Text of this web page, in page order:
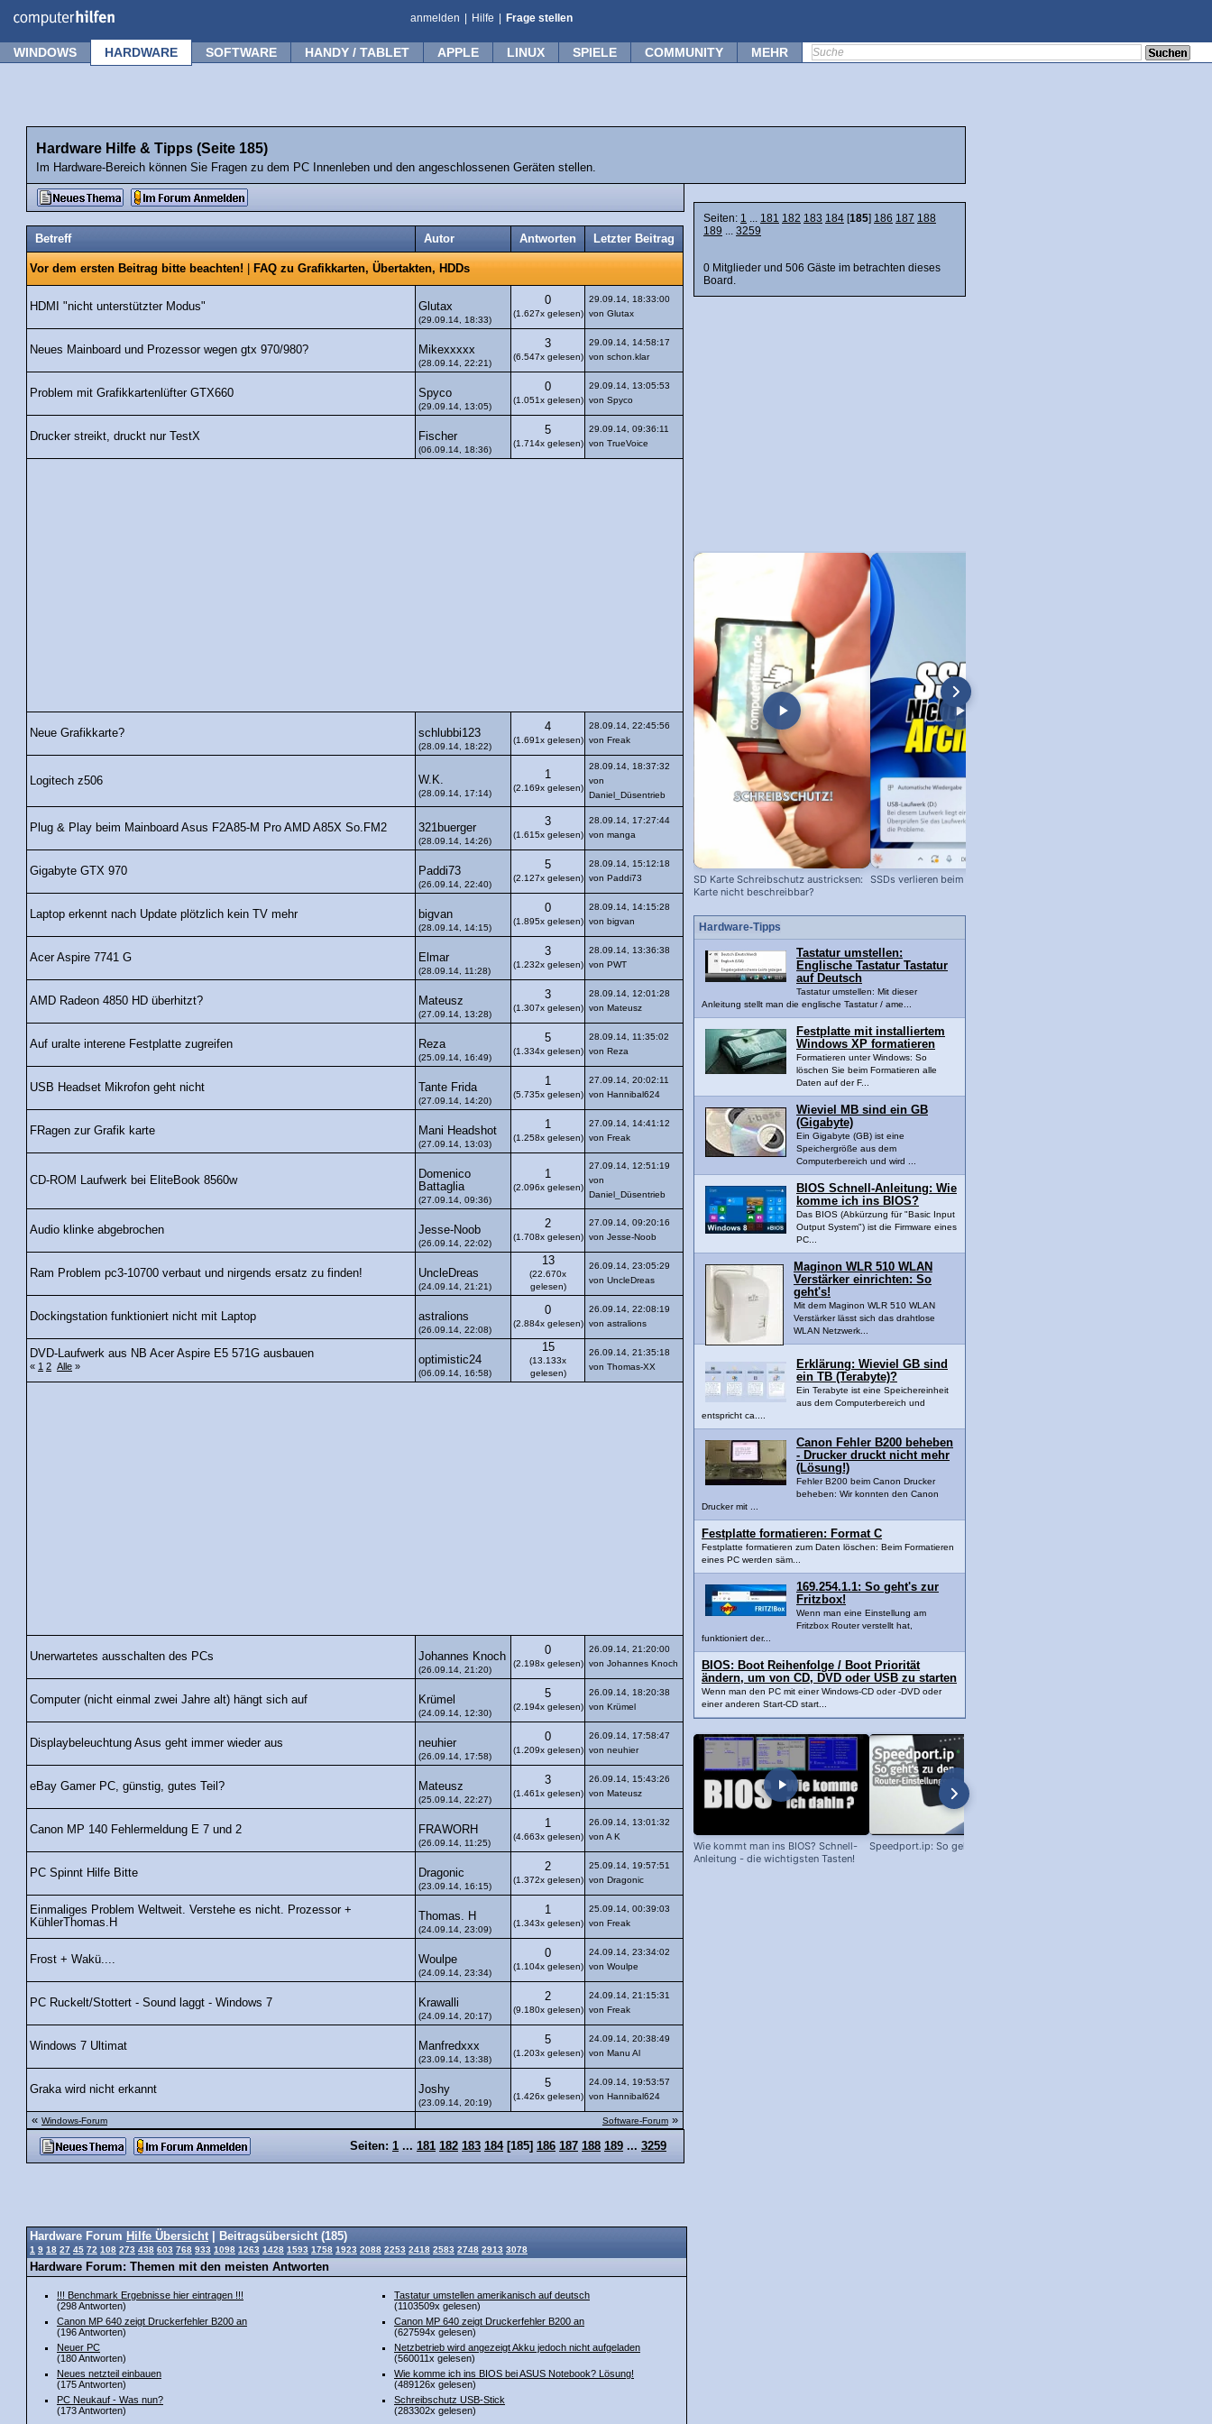
anmelden Hilfe Frage stellen
WINDOWS HARDWARE SOFTWARE HANDY / TABLET APPLE LINUX SPIELE COMMUNITY MEHR
Hardware Hilfe & Tipps (Seite 185)
Im Hardware-Bereich können Sie Fragen zu dem PC Innenleben und den angeschlossenen Geräten stellen.
Betreff Autor Antworten Letzter Beitrag
Vor dem ersten Beitrag bitte beachten! FAQ zu Grafikkarten, Übertakten, HDDs
HDMI "nicht unterstützter Modus" Glutax
(29.09.14, 18:33)
0
(1.627x gelesen)
29.09.14, 18:33:00
von Glutax
Neues Mainboard und Prozessor wegen gtx 970/980? Mikexxxxx
(28.09.14, 22:21)
3
(6.547x gelesen)
29.09.14, 14:58:17
von schon.klar
Problem mit Grafikkartenlüfter GTX660 Spyco
(29.09.14, 13:05)
0
(1.051x gelesen)
29.09.14, 13:05:53
von Spyco
Drucker streikt, druckt nur TestX Fischer
(06.09.14, 18:36)
5
(1.714x gelesen)
29.09.14, 09:36:11
von TrueVoice
Neue Grafikkarte? schlubbi123
(28.09.14, 18:22)
4
(1.691x gelesen)
28.09.14, 22:45:56
von Freak
Logitech z506 W.K.
(28.09.14, 17:14)
1
(2.169x gelesen)
28.09.14, 18:37:32
von
Daniel_Düsentrieb
Plug & Play beim Mainboard Asus F2A85-M Pro AMD A85X So.FM2 321buerger
(28.09.14, 14:26)
3
(1.615x gelesen)
28.09.14, 17:27:44
von manga
Gigabyte GTX 970 Paddi73
(26.09.14, 22:40)
5
(2.127x gelesen)
28.09.14, 15:12:18
von Paddi73
Laptop erkennt nach Update plötzlich kein TV mehr bigvan
(28.09.14, 14:15)
0
(1.895x gelesen)
28.09.14, 14:15:28
von bigvan
Acer Aspire 7741 G Elmar
(28.09.14, 11:28)
3
(1.232x gelesen)
28.09.14, 13:36:38
von PWT
AMD Radeon 4850 HD überhitzt? Mateusz
(27.09.14, 13:28)
3
(1.307x gelesen)
28.09.14, 12:01:28
von Mateusz
Auf uralte interene Festplatte zugreifen Reza
(25.09.14, 16:49)
5
(1.334x gelesen)
28.09.14, 11:35:02
von Reza
USB Headset Mikrofon geht nicht Tante Frida
(27.09.14, 14:20)
1
(5.735x gelesen)
27.09.14, 20:02:11
von Hannibal624
FRagen zur Grafik karte Mani Headshot
(27.09.14, 13:03)
1
(1.258x gelesen)
27.09.14, 14:41:12
von Freak
CD-ROM Laufwerk bei EliteBook 8560w
Domenico
Battaglia
(27.09.14, 09:36)
1
(2.096x gelesen)
27.09.14, 12:51:19
von
Daniel_Düsentrieb
Audio klinke abgebrochen Jesse-Noob
(26.09.14, 22:02)
2
(1.708x gelesen)
27.09.14, 09:20:16
von Jesse-Noob
Ram Problem pc3-10700 verbaut und nirgends ersatz zu finden! UncleDreas
(24.09.14, 21:21)
13
(22.670x
gelesen)
26.09.14, 23:05:29
von UncleDreas
Dockingstation funktioniert nicht mit Laptop astralions
(26.09.14, 22:08)
0
(2.884x gelesen)
26.09.14, 22:08:19
von astralions
DVD-Laufwerk aus NB Acer Aspire E5 571G ausbauen
« 1 2 Alle »
optimistic24
(06.09.14, 16:58)
15
(13.133x
gelesen)
26.09.14, 21:35:18
von Thomas-XX
Unerwartetes ausschalten des PCs Johannes Knoch
(26.09.14, 21:20)
0
(2.198x gelesen)
26.09.14, 21:20:00
von Johannes Knoch
Computer (nicht einmal zwei Jahre alt) hängt sich auf Krümel
(24.09.14, 12:30)
5
(2.194x gelesen)
26.09.14, 18:20:38
von Krümel
Displaybeleuchtung Asus geht immer wieder aus neuhier
(26.09.14, 17:58)
0
(1.209x gelesen)
26.09.14, 17:58:47
von neuhier
eBay Gamer PC, günstig, gutes Teil? Mateusz
(25.09.14, 22:27)
3
(1.461x gelesen)
26.09.14, 15:43:26
von Mateusz
Canon MP 140 Fehlermeldung E 7 und 2 FRAWORH
(26.09.14, 11:25)
1
(4.663x gelesen)
26.09.14, 13:01:32
von A K
PC Spinnt Hilfe Bitte Dragonic
(23.09.14, 16:15)
2
(1.372x gelesen)
25.09.14, 19:57:51
von Dragonic
Einmaliges Problem Weltweit. Verstehe es nicht. Prozessor +
KühlerThomas.H
Thomas. H
(24.09.14, 23:09)
1
(1.343x gelesen)
25.09.14, 00:39:03
von Freak
Frost + Wakü.... Woulpe
(24.09.14, 23:34)
0
(1.104x gelesen)
24.09.14, 23:34:02
von Woulpe
PC Ruckelt/Stottert - Sound laggt - Windows 7 Krawalli
(24.09.14, 20:17)
2
(9.180x gelesen)
24.09.14, 21:15:31
von Freak
Windows 7 Ultimat Manfredxxx
(23.09.14, 13:38)
5
(1.203x gelesen)
24.09.14, 20:38:49
von Manu Al
Graka wird nicht erkannt Joshy
(23.09.14, 20:19)
5
(1.426x gelesen)
24.09.14, 19:53:57
von Hannibal624
«Windows-Forum Software-Forum»
Seiten: 1 ... 181 182 183 184 [185] 186 187 188
189 ... 3259
0 Mitglieder und 506 Gäste im betrachten dieses
Board.
SD Karte Schreibschutz austricksen:
Karte nicht beschreibbar?
SSDs verlieren beim Lagern Daten!
Hardware-Tipps
Tastatur umstellen:
Englische Tastatur Tastatur
auf Deutsch
Tastatur umstellen: Mit dieser
Anleitung stellt man die englische Tastatur / ame...
Festplatte mit installiertem
Windows XP formatieren
Formatieren unter Windows: So
löschen Sie beim Formatieren alle
Daten auf der F...
Wieviel MB sind ein GB
(Gigabyte)
Ein Gigabyte (GB) ist eine
Speichergröße aus dem
Computerbereich und wird ...
BIOS Schnell-Anleitung: Wie
komme ich ins BIOS?
Das BIOS (Abkürzung für "Basic Input
Output System") ist die Firmware eines
PC...
Maginon WLR 510 WLAN
Verstärker einrichten: So
geht's!
Mit dem Maginon WLR 510 WLAN
Verstärker lässt sich das drahtlose
WLAN Netzwerk...
Erklärung: Wieviel GB sind
ein TB (Terabyte)?
Ein Terabyte ist eine Speichereinheit
aus dem Computerbereich und
entspricht ca....
Canon Fehler B200 beheben
- Drucker druckt nicht mehr
(Lösung!)
Fehler B200 beim Canon Drucker
beheben: Wir konnten den Canon
Drucker mit ...
Festplatte formatieren: Format C
Festplatte formatieren zum Daten löschen: Beim Formatieren
eines PC werden säm...
169.254.1.1: So geht's zur
Fritzbox!
Wenn man eine Einstellung am
Fritzbox Router verstellt hat,
funktioniert der...
BIOS: Boot Reihenfolge / Boot Priorität
ändern, um von CD, DVD oder USB zu starten
Wenn man den PC mit einer Windows-CD oder -DVD oder
einer anderen Start-CD start...
Wie kommt man ins BIOS? Schnell-
Anleitung - die wichtigsten Tasten!
Speedport.ip: So geht's zum Router!
Seiten: 1 ... 181 182 183 184[185] 186 187 188 189 ... 3259
Hardware Forum Hilfe Übersicht | Beitragsübersicht (185)
1 9 18 27 45 72 108 273 438 603 768 933 1098 1263 1428 1593 1758 1923 2088 2253 2418 2583 2748 2913 3078
Hardware Forum: Themen mit den meisten Antworten
!!! Benchmark Ergebnisse hier eintragen !!!
(298 Antworten)
Canon MP 640 zeigt Druckerfehler B200 an
(196 Antworten)
Neuer PC
(180 Antworten)
Neues netzteil einbauen
(175 Antworten)
PC Neukauf - Was nun?
(173 Antworten)
Tastatur umstellen amerikanisch auf deutsch
(1103509x gelesen)
Canon MP 640 zeigt Druckerfehler B200 an
(627594x gelesen)
Netzbetrieb wird angezeigt Akku jedoch nicht aufgeladen
(560011x gelesen)
Wie komme ich ins BIOS bei ASUS Notebook? Lösung!
(489126x gelesen)
Schreibschutz USB-Stick
(283302x gelesen)